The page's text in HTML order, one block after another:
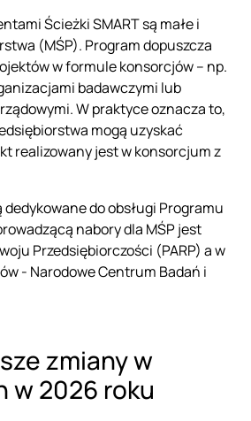
Ścieżki SMART są małe i
(MŚP). Program dopuszcza
w formule konsorcjów – np.
badawczymi lub
W praktyce oznacza to,
mogą uzyskać
realizowany jest w konsorcjum z
do obsługi Programu
nabory dla MŚP jest
Przedsiębiorczości (PARP) a w
- Narodowe Centrum Badań i
zmiany w
w 2026 roku